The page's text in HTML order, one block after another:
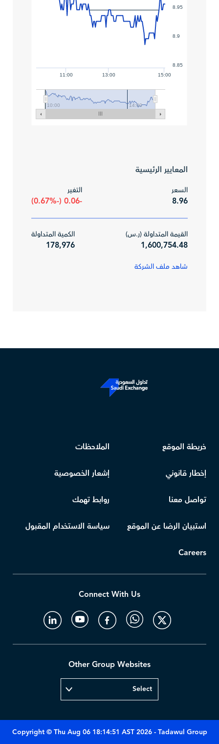
11:00 13:00 15:00
14:00
10:00
8.9
8.95
8.85
المعايير الرئيسية
السعر
8.96
التغير
-0.06 (-0.67%)
القيمة المتداولة (ر.س)
1,600,754.48
الكمية المتداولة
178,976
شاهد ملف الشركة
خريطة الموقع الملاحظات
إخطار قانوني إشعار الخصوصية
تواصل معنا روابط تهمك
استبيان الرضا عن الموقع سياسة الاستخدام المقبول
Careers
Connect With Us
Other Group Websites
Copyright © Thu Aug 06 18:14:51 AST 2026 - Tadawul Group